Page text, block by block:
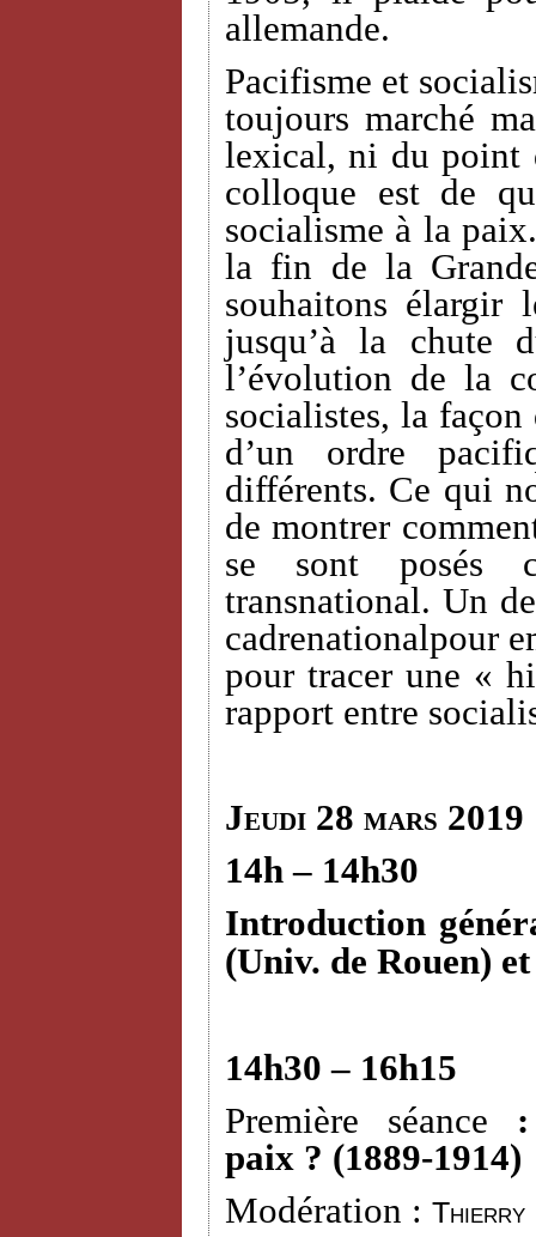
allemande.
Pacifisme et
toujours marché
lexical, ni du point
colloque est de
socialisme à la
la fin de la
souhaitons élargir
jusqu’à la chute
l’évolution de la
socialistes, la
d’un ordre
différents. Ce qui
de montrer
se sont posés
transnational. Un
cadrenationalpour
pour tracer une «
rapport entre
Jeudi 28 mars 2019
14h – 14h30
Introduction
(Univ. de Rouen)
14h30 – 16h15
Première séance
paix ? (1889-1914)
Modération : Thierry